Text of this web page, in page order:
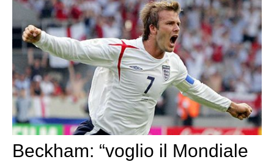
Beckham: “voglio il Mondiale